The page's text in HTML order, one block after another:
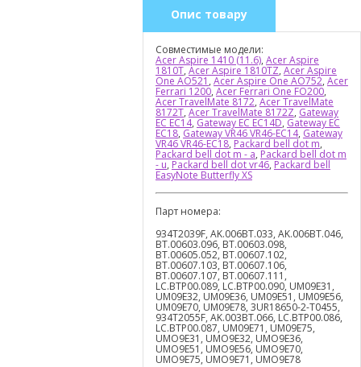
Опис товару
Совместимые модели:
Acer Aspire 1410 (11.6), Acer Aspire
1810T, Acer Aspire 1810TZ, Acer Aspire
One AO521 , Acer Aspire One AO752, Acer
Ferrari 1200, Acer Ferrari One FO200,
Acer TravelMate 8172, Acer TravelMate
8172T, Acer TravelMate 8172Z, Gateway
EC EC14, Gateway EC EC14D, Gateway EC
EC18, Gateway VR46 VR46-EC14, Gateway
VR46 VR46-EC18, Packard bell dot m,
Packard bell dot m - a, Packard bell dot m
- u, Packard bell dot vr46, Packard bell
EasyNote Butterfly XS
Парт номера:
934T2039F, AK.006BT.033, AK.006BT.046,
BT.00603.096, BT.00603.098,
BT.00605.052, BT.00607.102,
BT.00607.103, BT.00607.106,
BT.00607.107, BT.00607.111,
LC.BTP00.089, LC.BTP00.090, UM09E31,
UM09E32, UM09E36, UM09E51, UM09E56,
UM09E70, UM09E78, 3UR18650-2-T0455,
934T2055F, AK.003BT.066, LC.BTP00.086,
LC.BTP00.087, UM09E71, UM09E75,
UMO9E31, UMO9E32, UMO9E36,
UMO9E51, UMO9E56, UMO9E70,
UMO9E75, UMO9E71, UMO9E78